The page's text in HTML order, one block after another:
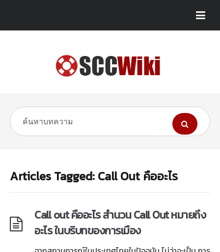
Articles Tagged: Call Out คืออะไร
Call out คืออะไร สำนวน Call Out หมายถึง
อะไร ในบริบทของการเมือง